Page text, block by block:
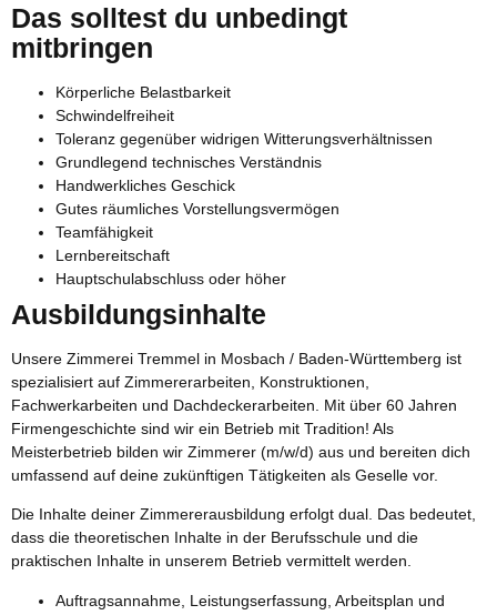
Das solltest du unbedingt
mitbringen
Körperliche Belastbarkeit
Schwindelfreiheit
Toleranz gegenüber widrigen Witterungsverhältnissen
Grundlegend technisches Verständnis
Handwerkliches Geschick
Gutes räumliches Vorstellungsvermögen
Teamfähigkeit
Lernbereitschaft
Hauptschulabschluss oder höher
Ausbildungsinhalte
Unsere Zimmerei Tremmel in Mosbach / Baden-Württemberg ist
spezialisiert auf Zimmererarbeiten, Konstruktionen,
Fachwerkarbeiten und Dachdeckerarbeiten. Mit über 60 Jahren
Firmengeschichte sind wir ein Betrieb mit Tradition! Als
Meisterbetrieb bilden wir Zimmerer (m/w/d) aus und bereiten dich
umfassend auf deine zukünftigen Tätigkeiten als Geselle vor.
Die Inhalte deiner Zimmererausbildung erfolgt dual. Das bedeutet,
dass die theoretischen Inhalte in der Berufsschule und die
praktischen Inhalte in unserem Betrieb vermittelt werden.
Auftragsannahme, Leistungserfassung, Arbeitsplan und